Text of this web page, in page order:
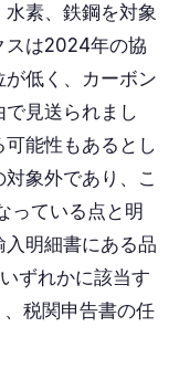
素、鉄鋼を対象
スは2024年の協
低く、カーボン
見送られまし
能性もあるとし
象外であり、こ
っている点と明
明細書にある品
ずれかに該当す
税関申告書の任